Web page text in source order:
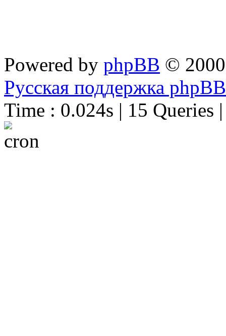
Powered by phpBB ©
Русская поддержка phpBB
Time : 0.024s | 15 Queries